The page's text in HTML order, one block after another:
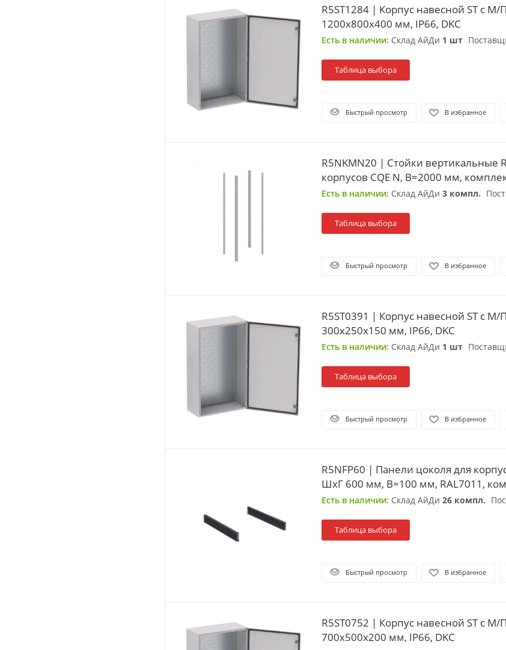
R5ST1284 | Корпус навесной ST с
1200x800x400 мм, IP66, DKC
Есть в наличии: Склад АйДи 1 шт
Таблица выбора
Быстрый просмотр В избранное
R5NKMN20 | Стойки вертикальные
корпусов CQE N, В=2000 мм,
Есть в наличии: Склад АйДи 3 компл.
Таблица выбора
Быстрый просмотр В избранное
R5ST0391 | Корпус навесной ST с
300x250x150 мм, IP66, DKC
Есть в наличии: Склад АйДи 1 шт
Таблица выбора
Быстрый просмотр В избранное
R5NFP60 | Панели цоколя для
ШхГ 600 мм, В=100 мм, RAL7011,
Есть в наличии: Склад АйДи 26 компл.
Таблица выбора
Быстрый просмотр В избранное
R5ST0752 | Корпус навесной ST с
700x500x200 мм, IP66, DKC